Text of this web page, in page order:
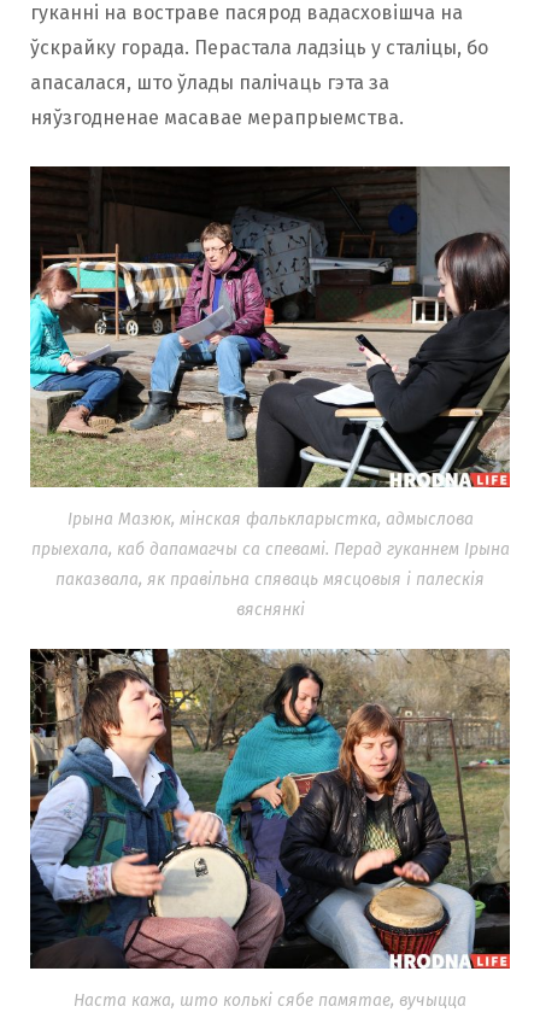
гуканні на востраве пасярод вадасховішча на
ўскрайку горада. Перастала ладзіць у сталіцы, бо
апасалася, што ўлады палічаць гэта за
няўзгодненае масавае мерапрыемства.
Ірына Мазюк, мінская фалькларыстка, адмыслова
прыехала, каб дапамагчы са спевамі. Перад гуканнем Ірына
паказвала, як правільна спяваць мясцовыя і палескія
вяснянкі
Наста кажа, што колькі сябе памятае, вучыцца